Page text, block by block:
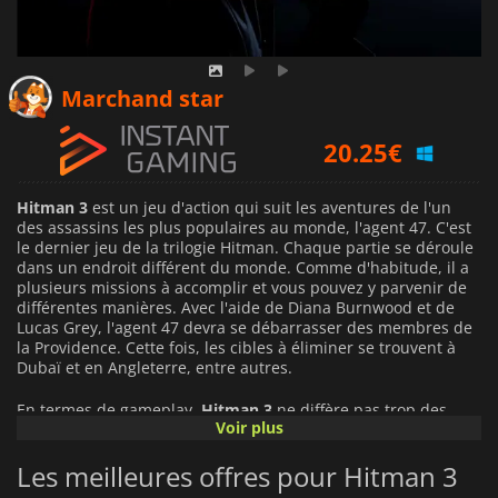
Marchand star
20.25€
66.67€
Hitman 3 est un jeu d'action qui suit les aventures de l'un
des assassins les plus populaires au monde, l'agent 47. C'est
le dernier jeu de la trilogie Hitman. Chaque partie se déroule
dans un endroit différent du monde. Comme d'habitude, il a
plusieurs missions à accomplir et vous pouvez y parvenir de
différentes manières. Avec l'aide de Diana Burnwood et de
Lucas Grey, l'agent 47 devra se débarrasser des membres de
la Providence. Cette fois, les cibles à éliminer se trouvent à
Dubaï et en Angleterre, entre autres.
En termes de gameplay, Hitman 3 ne diffère pas trop des
jeux précédents et vous offre une totale liberté quant à la
attribués aux assassinats non repérés, et les conflits ouverts
et les pertes inutiles feront baisser votre total de points
Voir plus
Les meilleures offres pour Hitman 3